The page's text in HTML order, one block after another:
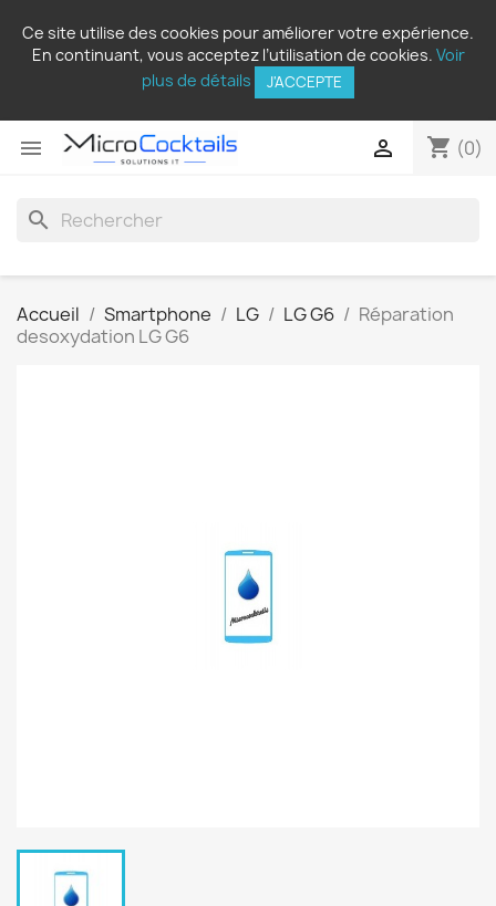
Ce site utilise des cookies pour améliorer votre expérience.
En continuant, vous acceptez l’utilisation de cookies. Voir
plus de détails
J'ACCEPTE
 shopping_cart (0)

search
Accueil Smartphone LG LG G6
Réparation
desoxydation LG G6